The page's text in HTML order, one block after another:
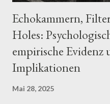
Echokammern,
Holes:
empirische Evidenz
Implikationen
Mai 28, 2025